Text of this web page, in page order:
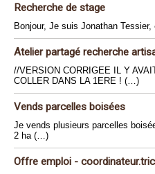
Recherche de stage
Bonjour, Je suis Jonathan
Atelier partagé recherche
//VERSION CORRIGEE IL Y
COLLER DANS LA 1ERE ! (…)
Vends parcelles boisées
Je vends plusieurs parcelles
2 ha (…)
Offre emploi -